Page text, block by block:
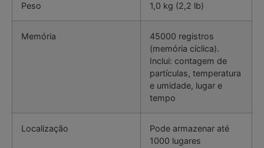
Peso 1,0 kg (2,2 lb)
Memória
45000 registros
(memória cíclica).
Inclui: contagem de
partículas, temperatura
e umidade, lugar e
tempo
Localização
Pode armazenar até
1000 lugares